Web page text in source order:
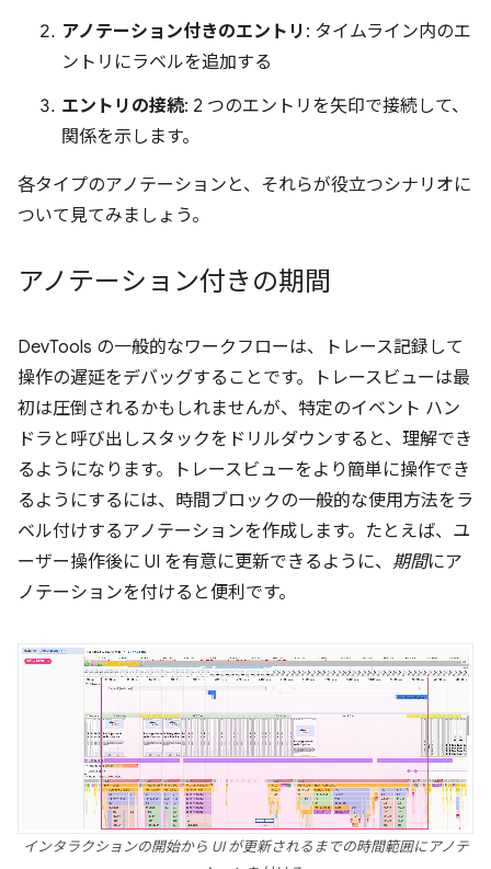
アノテーション付きのエントリ : タイムライン内のエ
ントリにラベルを追加する
エントリの接続: 2 つのエントリを矢印で接続して、
関係を示します。
各タイプのアノテーションと、それらが役立つシナリオに
ついて見てみましょう。
アノテーション付きの期間
DevTools の一般的なワークフローは、トレース記録して
操作の遅延をデバッグすることです。トレースビューは最
初は圧倒されるかもしれませんが、特定のイベント ハン
ドラと呼び出しスタックをドリルダウンすると、理解でき
るようになります。トレースビューをより簡単に操作でき
るようにするには、時間ブロックの一般的な使用方法をラ
ベル付けするアノテーションを作成します。たとえば、ユ
ーザー操作後に UI を有意に更新できるように、 期間にア
ノテーションを付けると便利です。
インタラクションの開始から UI が更新されるまでの時間範囲にアノテ